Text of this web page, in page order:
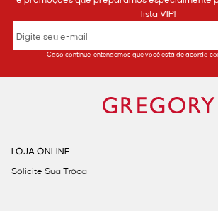
lista VIP!
Caso continue, entendemos que você está de acordo
LOJA ONLINE
Solicite Sua Troca